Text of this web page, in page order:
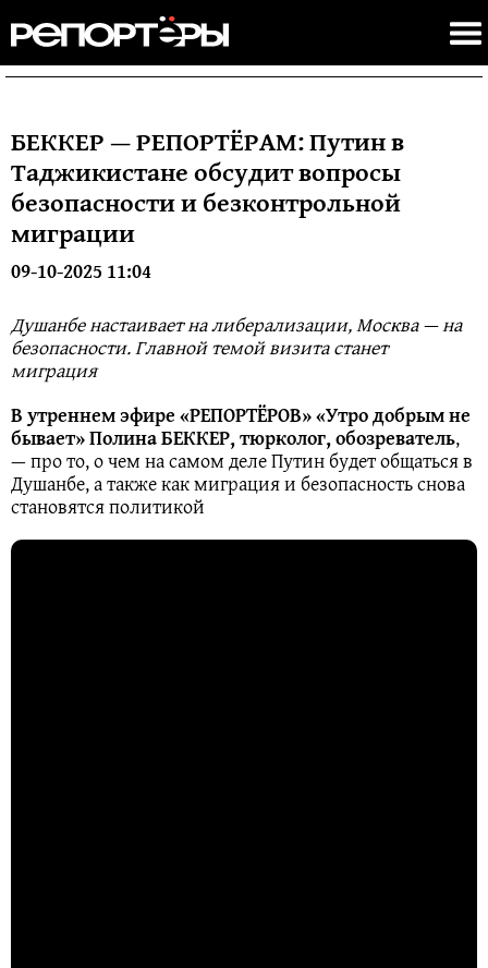
БЕККЕР — РЕПОРТËРАМ: Путин в
Таджикистане обсудит вопросы
безопасности и безконтрольной
миграции
09-10-2025 11:04
Душанбе настаивает на либерализации, Москва — на
безопасности. Главной темой визита станет
миграция
В утреннем эфире «РЕПОРТЁРОВ» «Утро добрым не
бывает» Полина БЕККЕР, тюрколог, обозреватель,
— про то, о чем на самом деле Путин будет общаться в
Душанбе, а также как миграция и безопасность снова
становятся политикой